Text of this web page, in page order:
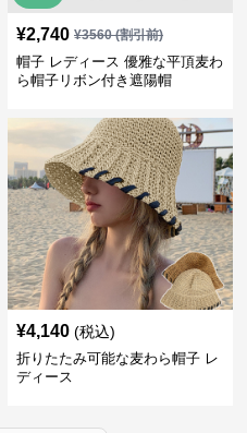
¥2,740 ¥3560(割引前)
帽子 レディース 優雅な平頂麦わ
ら帽子リボン付き遮陽帽
¥4,140 (税込)
折りたたみ可能な麦わら帽子 レ
ディース